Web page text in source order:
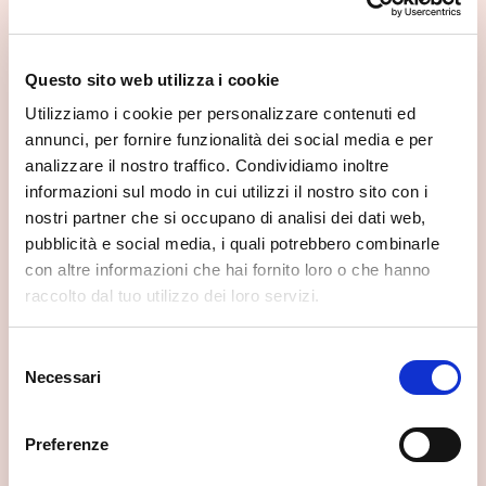
Questo sito web utilizza i cookie
Utilizziamo i cookie per personalizzare contenuti ed
annunci, per fornire funzionalità dei social media e per
analizzare il nostro traffico. Condividiamo inoltre
informazioni sul modo in cui utilizzi il nostro sito con i
nostri partner che si occupano di analisi dei dati web,
pubblicità e social media, i quali potrebbero combinarle
con altre informazioni che hai fornito loro o che hanno
raccolto dal tuo utilizzo dei loro servizi.
delNecessari
Preferenze
📍 Cosa vedere nei dintorni
Se vuoi scoprire di più su questa zona, qui trovi altri
spunti utili.